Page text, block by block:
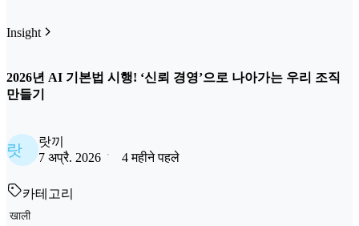
Insight
2026년 AI 기본법 시행! ‘신뢰 경영’으로 나아가는 우리 조직
만들기
랏
랏끼
7 अप्रै. 2026
4 महीने पहले
카테고리
खाली